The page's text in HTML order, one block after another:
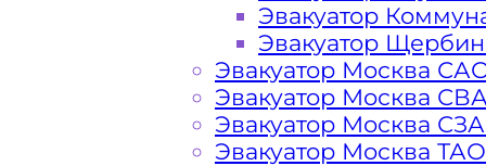
Эвакуатор
Эвакуатор
Эвакуатор Москва
Эвакуатор Москва
Эвакуатор Москва
Эвакуатор Москва ТАО